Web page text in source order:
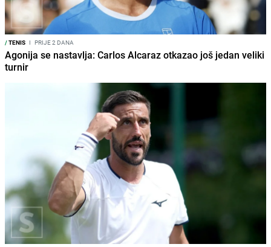
/TENIS I PRIJE 2 DANA
Agonija se nastavlja: Carlos Alcaraz otkazao još jedan veliki
turnir